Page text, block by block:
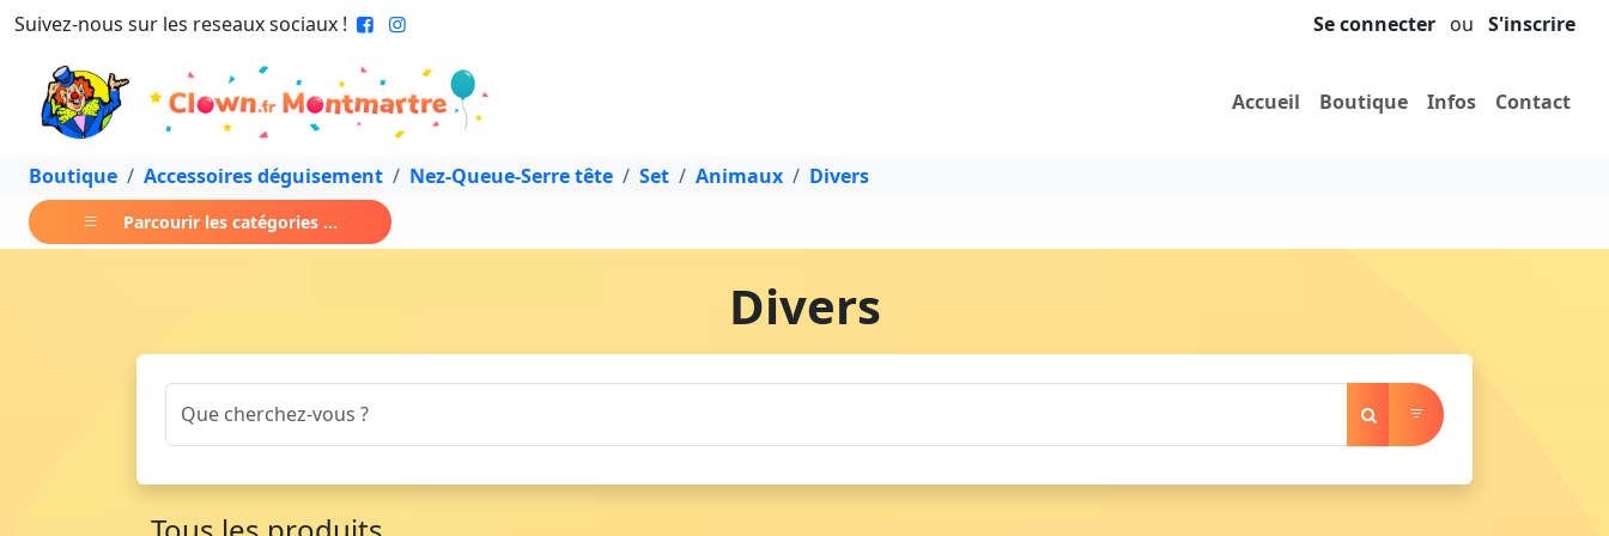
Suivez-nous sur les reseaux sociaux ! Se connecter ou S'inscrire
Accueil Boutique Infos Contact
Boutique Accessoires déguisement Nez-Queue-Serre tête Set Animaux Divers
Parcourir les catégories ...
Divers